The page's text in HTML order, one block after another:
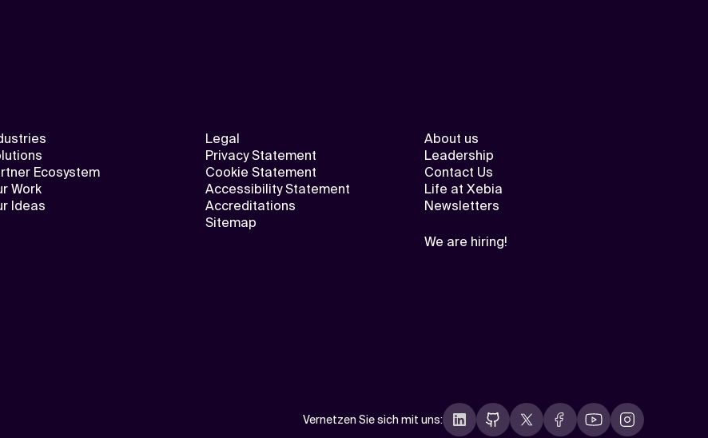
Ecosystem
Work
Ideas
Legal
Privacy Statement
Cookie Statement
Accessibility Statement
Accreditations
Sitemap
About us
Leadership
Contact Us
Life at Xebia
Newsletters
We are hiring!
Vernetzen Sie sich mit uns: